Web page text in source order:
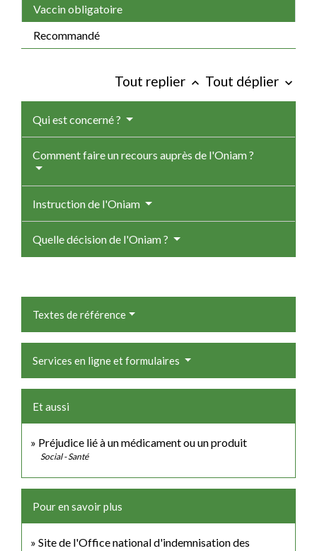
Vaccin obligatoire
Recommandé
Tout replier keyboard_arrow_up Tout déplier keyboard_arrow_down
Qui est concerné ?
Comment faire un recours auprès de l'Oniam ?
Instruction de l'Oniam
Quelle décision de l'Oniam ?
Textes de référence
Services en ligne et formulaires
Et aussi
Préjudice lié à un médicament ou un produit
Social - Santé
Pour en savoir plus
Site de l'Office national d'indemnisation des